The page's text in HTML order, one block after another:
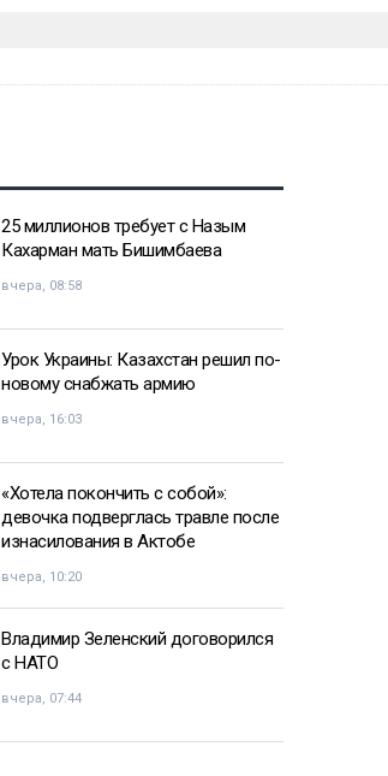
25 миллионов требует с Назым
Кахарман мать Бишимбаева
вчера, 08:58
Урок Украины: Казахстан решил по-
новому снабжать армию
вчера, 16:03
«Хотела покончить с собой»:
девочка подверглась травле после
изнасилования в Актобе
вчера, 10:20
Владимир Зеленский договорился
с НАТО
вчера, 07:44